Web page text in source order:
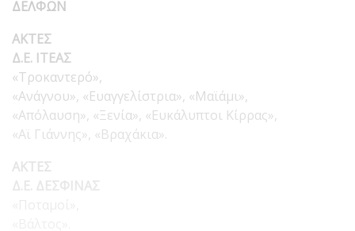
ΔΕΛΦΩΝ
ΑΚΤΕΣ
Δ.Ε. ΙΤΕΑΣ
«Τροκαντερό»,
«Ανάγνου», «Ευαγγελίστρια», «Μαϊάμι»,
«Απόλαυση», «Ξενία», «Ευκάλυπτοι Κίρρας»,
«Αϊ Γιάννης», «Βραχάκια».
ΑΚΤΕΣ
Δ.Ε. ΔΕΣΦΙΝΑΣ